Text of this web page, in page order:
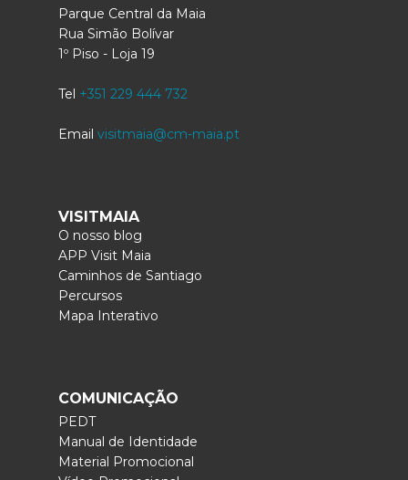
Parque Central da Maia
Rua Simão Bolívar
1º Piso - Loja 19
Tel +351 229 444 732
Email visitmaia@cm-maia.pt
VISITMAIA
O nosso blog
APP Visit Maia
Caminhos de Santiago
Percursos
Mapa Interativo
COMUNICAÇÃO
PEDT
Manual de Identidade
Material Promocional